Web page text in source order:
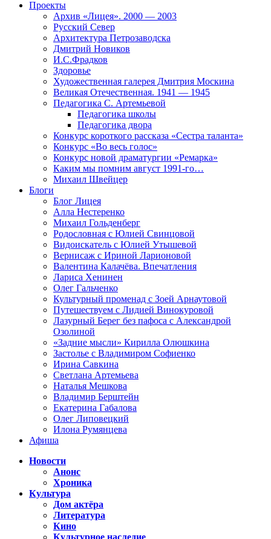
Проекты
Архив «Лицея». 2000 — 2003
Русский Север
Архитектура Петрозаводска
Дмитрий Новиков
И.С.Фрадков
Здоровье
Художественная галерея Дмитрия Москина
Великая Отечественная. 1941 — 1945
Педагогика С. Артемьевой
Педагогика школы
Педагогика двора
Конкурс короткого рассказа «Сестра таланта»
Конкурс «Во весь голос»
Конкурс новой драматургии «Ремарка»
Каким мы помним август 1991-го…
Михаил Швейцер
Блоги
Блог Лицея
Алла Нестеренко
Михаил Гольденберг
Родословная с Юлией Свинцовой
Видоискатель с Юлией Утышевой
Вернисаж с Ириной Ларионовой
Валентина Калачёва. Впечатления
Лариса Хенинен
Олег Гальченко
Культурный променад с Зоей Арнаутовой
Путешествуем с Лидией Винокуровой
Лазурный Берег без пафоса с Александрой
Озолиной
«Задние мысли» Кирилла Олюшкина
Застолье с Владимиром Софиенко
Ирина Савкина
Светлана Артемьева
Наталья Мешкова
Владимир Берштейн
Екатерина Габалова
Олег Липовецкий
Илона Румянцева
Афиша
Новости
Анонс
Хроника
Культура
Дом актёра
Литература
Кино